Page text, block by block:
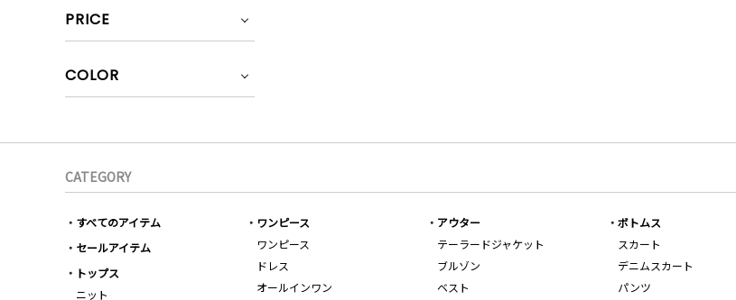
PRICE
COLOR
CATEGORY
すべてのアイテム
セールアイテム
トップス
ニット
ワンピース
ワンピース
ドレス
オールインワン
アウター
テーラードジャケット
ブルゾン
ベスト
ボトムス
スカート
デニムスカート
パンツ